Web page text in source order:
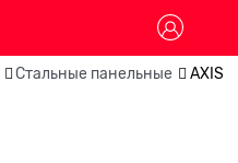
Стальные панельные AXIS